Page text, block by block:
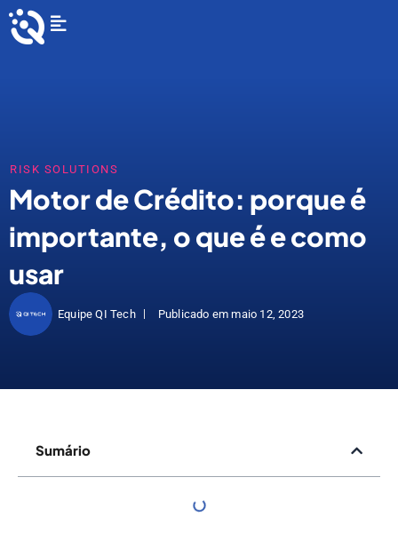
para
RISK SOLUTIONS
Motor de Crédito: porque é
importante, o que é e como
usar
Equipe QI Tech Publicado em maio 12, 2023
Sumário